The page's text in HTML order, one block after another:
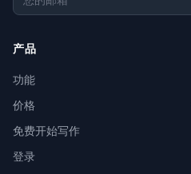
产品
功能
价格
免费开始写作
登录